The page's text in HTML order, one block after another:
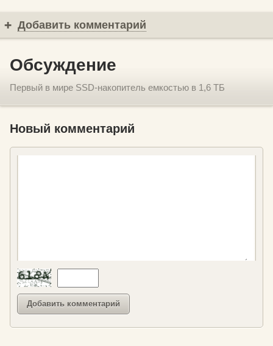
Добавить комментарий
Обсуждение
Первый в мире SSD-накопитель емкостью в 1,6 ТБ
Новый комментарий